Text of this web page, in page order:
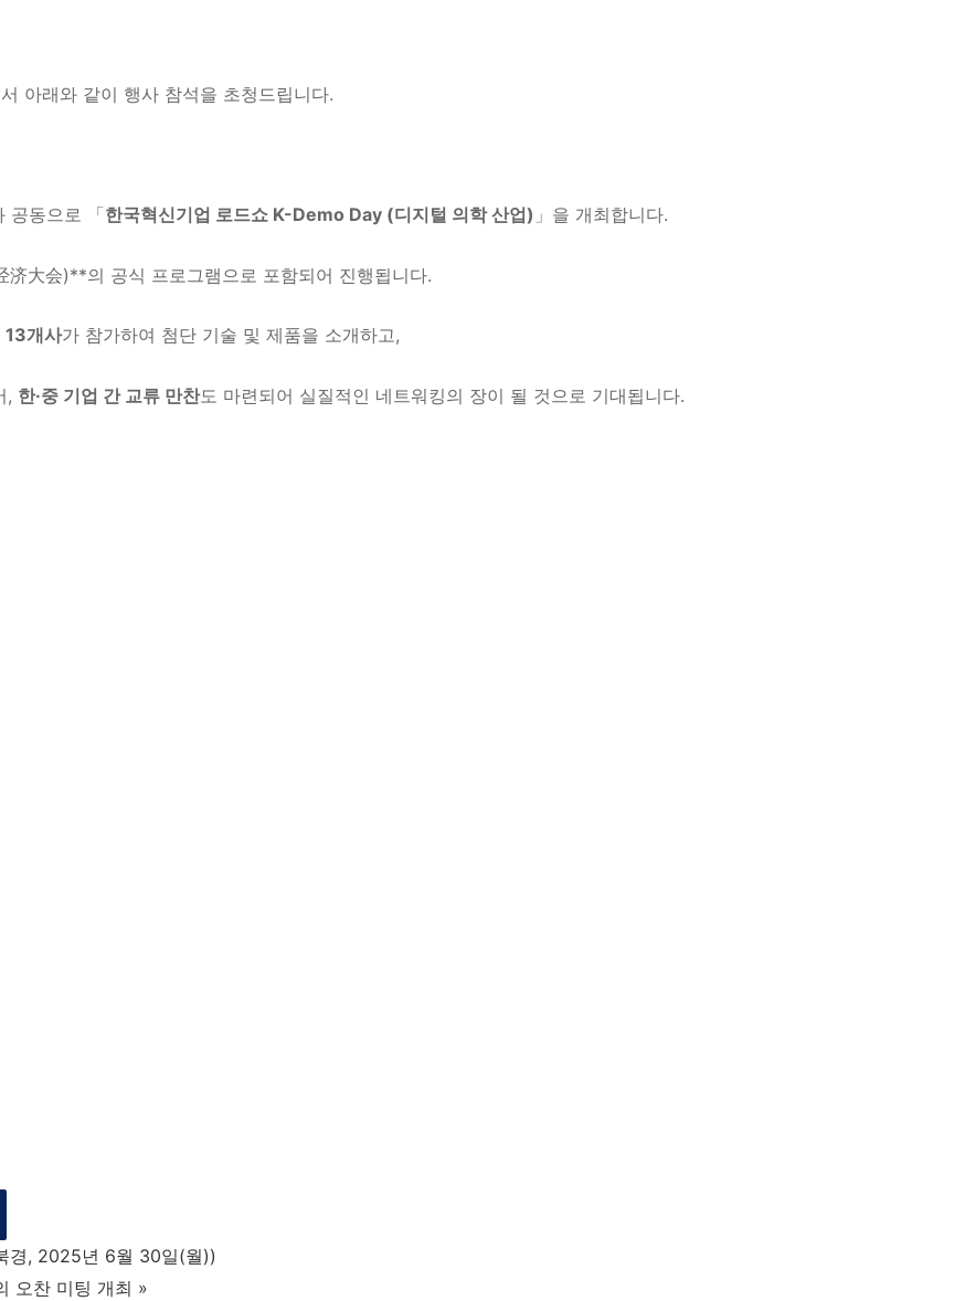
아래와 같이 행사 참석을 초청드립니다.
공동으로 「한국혁신기업 로드쇼 K-Demo Day (디지털 의학 산업) 」을 개최합니다.
大会)**의 공식 프로그램으로 포함되어 진행됩니다.
13개사가 참가하여 첨단 기술 및 제품을 소개하고,
, 한·중 기업 간 교류 만찬도 마련되어 실질적인 네트워킹의 장이 될 것으로 기대됩니다.
경, 2025년 6월 30일(월))
오찬 미팅 개최 »